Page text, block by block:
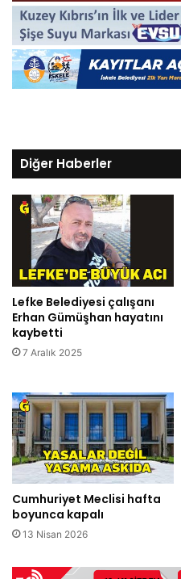
Diğer Haberler
Lefke Belediyesi çalışanı
Erhan Gümüşhan hayatını
kaybetti
7 Aralık 2025
Cumhuriyet Meclisi hafta
boyunca kapalı
13 Nisan 2026